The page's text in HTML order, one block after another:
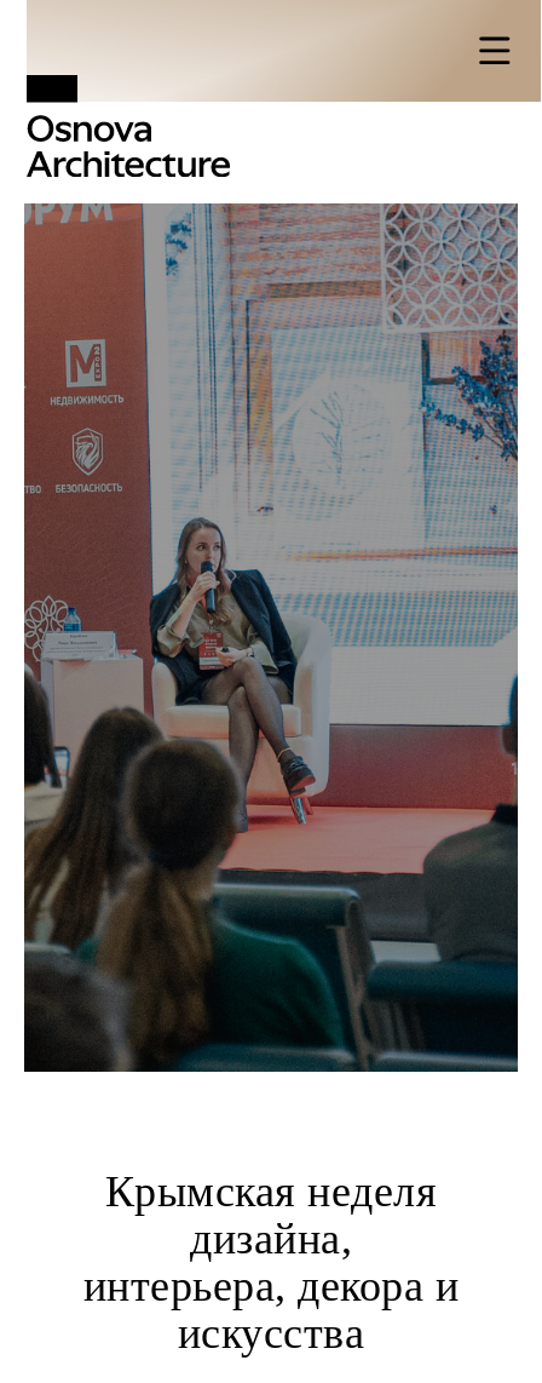
Крымская неделя
дизайна,
интерьера, декора и
искусства